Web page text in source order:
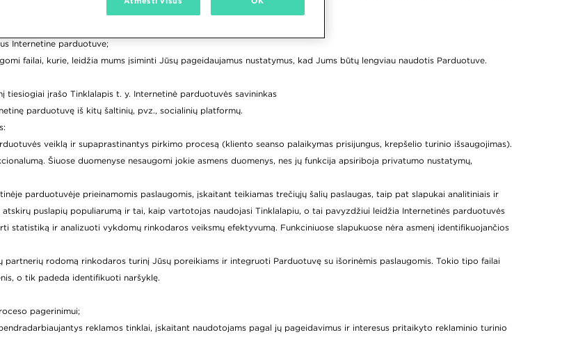
Internetine parduotuve;
failai, kurie, leidžia mums įsiminti Jūsų pageidaujamus nustatymus, kad Jums būtų lengviau naudotis Parduotuve.
įrašo Tinklalapis t. y. Internetinė parduotuvės savininkas
parduotuvę iš kitų šaltinių, pvz., socialinių platformų.
veiklą ir supaprastinantys pirkimo procesą (kliento seanso palaikymas prisijungus, krepšelio turinio išsaugojimas).
Šiuose duomenyse nesaugomi jokie asmens duomenys, nes jų funkcija apsiriboja privatumo nustatymų,
parduotuvėje prieinamomis paslaugomis, įskaitant teikiamas trečiųjų šalių paslaugas, taip pat slapukai analitiniais ir
puslapių populiarumą ir tai, kaip vartotojas naudojasi Tinklalapiu, o tai pavyzdžiui leidžia Internetinės parduotuvės
statistiką ir analizuoti vykdomų rinkodaros veiksmų efektyvumą. Funkciniuose slapukuose nėra asmenį identifikuojančios
rodomą rinkodaros turinį Jūsų poreikiams ir integruoti Parduotuvę su išorinėmis paslaugomis. Tokio tipo failai
o tik padeda identifikuoti naršyklę.
pagerinimui;
reklamos tinklai, įskaitant naudotojams pagal jų pageidavimus ir interesus pritaikyto reklaminio turinio